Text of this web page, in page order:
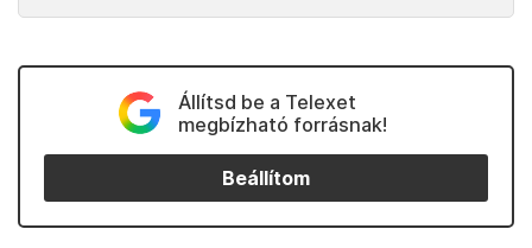
Állítsd be a Telexet
megbízható forrásnak!
Beállítom